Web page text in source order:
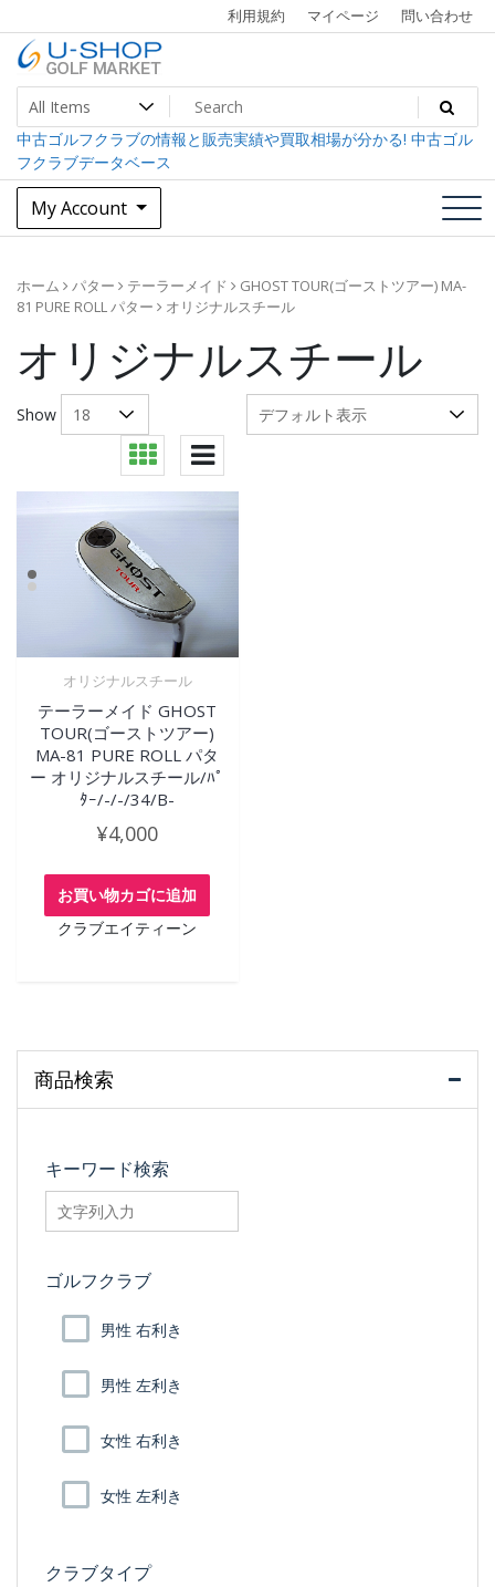
to
content
利用規約 マイページ 問い合わせ
U-SHOP Golf Market dev
中古ゴルフクラブ最大級！U-SHOPゴルフマーケット
中古ゴルフクラブの情報と販売実績や買取相場が分かる! 中古ゴル
フクラブデータベース
My Account
ホーム パター テーラーメイド
GHOST TOUR(ゴーストツアー) MA-
81 PURE ROLL パター
オリジナルスチール
オリジナルスチール
Show
オリジナルスチール
テーラーメイド GHOST
TOUR(ゴーストツアー)
MA-81 PURE ROLL パタ
ー オリジナルスチール/ﾊﾟ
ﾀｰ/-/-/34/B-
¥4,000
お買い物カゴに追加
クラブエイティーン
商品検索
キーワード検索
searchfilter_pro
ゴルフクラブ
男性 右利き
男性 左利き
女性 右利き
女性 左利き
クラブタイプ